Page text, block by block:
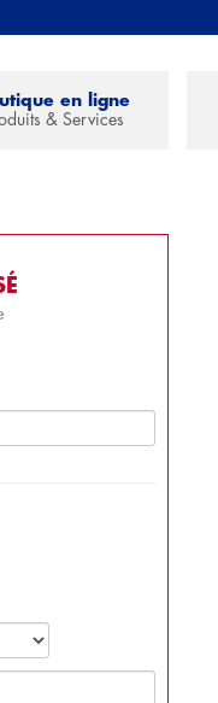
en ligne
& Services